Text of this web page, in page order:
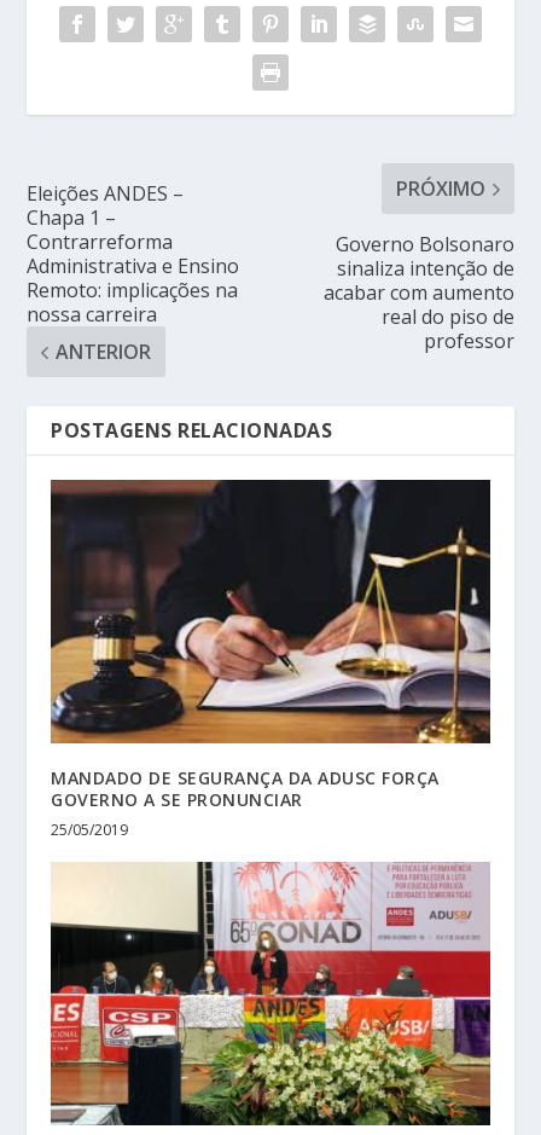
Eleições ANDES –
Chapa 1 –
Contrarreforma
Administrativa e Ensino
Remoto: implicações na
nossa carreira
ANTERIOR
PRÓXIMO
Governo Bolsonaro
sinaliza intenção de
acabar com aumento
real do piso de
professor
POSTAGENS RELACIONADAS
MANDADO DE SEGURANÇA DA ADUSC FORÇA
GOVERNO A SE PRONUNCIAR
25/05/2019